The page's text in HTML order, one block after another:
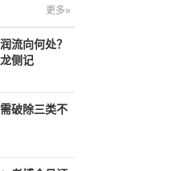
更多»
流向何处？
侧记
破除三类不